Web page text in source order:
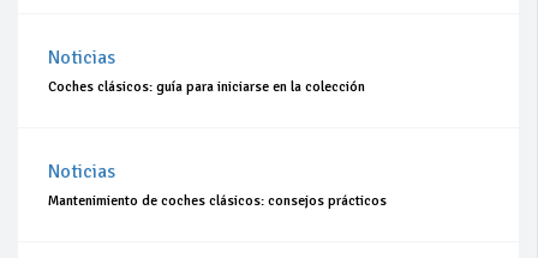
Noticias
Coches clásicos: guía para iniciarse en la colección
Noticias
Mantenimiento de coches clásicos: consejos prácticos